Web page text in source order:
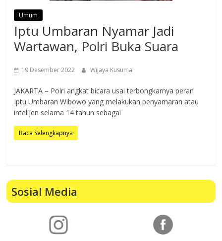
Umum
Iptu Umbaran Nyamar Jadi
Wartawan, Polri Buka Suara
19 Desember 2022 Wijaya Kusuma
JAKARTA – Polri angkat bicara usai terbongkarnya peran
Iptu Umbaran Wibowo yang melakukan penyamaran atau
intelijen selama 14 tahun sebagai
Baca Selengkapnya
Sosial Media